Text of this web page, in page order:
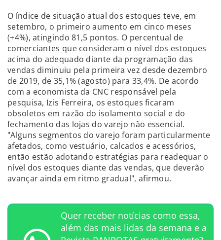
O índice de situação atual dos estoques teve, em
setembro, o primeiro aumento em cinco meses
(+4%), atingindo 81,5 pontos. O percentual de
comerciantes que consideram o nível dos estoques
acima do adequado diante da programação das
vendas diminuiu pela primeira vez desde dezembro
de 2019, de 35,1% (agosto) para 33,4%. De acordo
com a economista da CNC responsável pela
pesquisa, Izis Ferreira, os estoques ficaram
obsoletos em razão do isolamento social e do
fechamento das lojas do varejo não essencial.
"Alguns segmentos do varejo foram particularmente
afetados, como vestuário, calcados e acessórios,
então estão adotando estratégias para readequar o
nível dos estoques diante das vendas, que deverão
avançar ainda em ritmo gradual", afirmou.
Quer receber notícias como essa,
além das mais lidas da semana e a